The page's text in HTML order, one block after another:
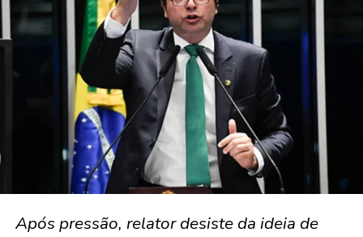
Após pressão, relator desiste da ideia de